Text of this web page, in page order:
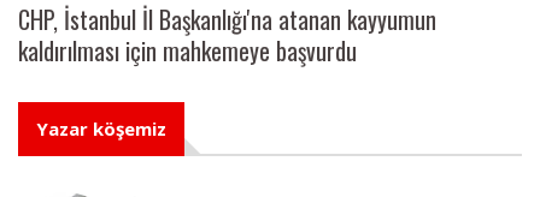
CHP, İstanbul İl Başkanlığı'na atanan kayyumun
kaldırılması için mahkemeye başvurdu
Yazar köşemiz